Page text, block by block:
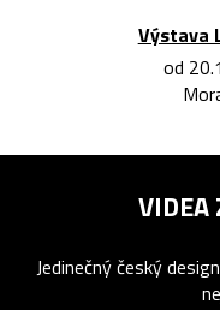
Výstava
od
VIDEA
Jedinečný český